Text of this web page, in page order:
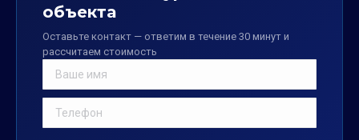
объекта
Оставьте контакт — ответим в течение 30 минут и
рассчитаем стоимость